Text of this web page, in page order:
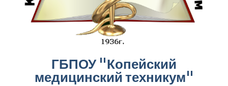
ГБПОУ "Копейский
медицинский техникум"